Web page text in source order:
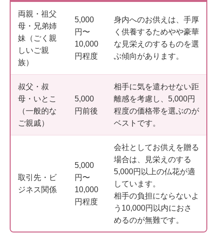
両親・祖父
母・兄弟姉
妹（ごく親
しいご親
族）
5,000
円〜
10,000
円程度
身内へのお供えは、手厚
く供養するためやや豪華
な見栄えのするものを選
ぶ傾向があります。
叔父・叔
母・いとこ
（一般的な
ご親戚）
5,000
円前後
相手に気を遣わせない距
離感を考慮し、5,000円
程度の価格帯を選ぶのが
ベストです。
取引先・ビ
ジネス関係
5,000
円〜
10,000
円程度
会社としてお供えを贈る
場合は、見栄えのする
5,000円以上の仏花が適
しています。
相手の負担にならないよ
う10,000円以内におさ
めるのが無難です。